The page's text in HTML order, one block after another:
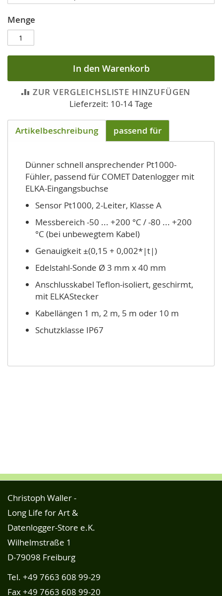
Menge
In den Warenkorb
ZUR VERGLEICHSLISTE HINZUFÜGEN
Lieferzeit: 10-14 Tage
Artikelbeschreibung passend für
Dünner schnell ansprechender Pt1000-
Fühler, passend für COMET Datenlogger mit
ELKA-Eingangsbuchse
Sensor Pt1000, 2-Leiter, Klasse A
Messbereich -50 ... +200 °C / -80 ... +200
°C (bei unbewegtem Kabel)
Genauigkeit ±(0,15 + 0,002*|t|)
Edelstahl-Sonde Ø 3 mm x 40 mm
Anschlusskabel Teflon-isoliert, geschirmt,
mit ELKAStecker
Kabellängen 1 m, 2 m, 5 m oder 10 m
Schutzklasse IP67
Christoph Waller -
Long Life for Art &
Datenlogger-Store e.K.
Wilhelmstraße 1
D-79098 Freiburg
Tel. +49 7663 608 99-29
Fax +49 7663 608 99-20